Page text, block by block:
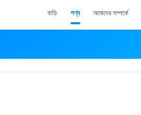
বাড়ি পণ্য আমাদের সম্পর্কে